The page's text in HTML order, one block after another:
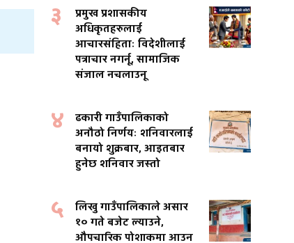
३
प्रमुख प्रशासकीय
अधिकृतहरुलाई
आचारसंहिताः विदेशीलाई
पत्राचार नगर्नू, सामाजिक
संजाल नचलाउनू
४
ढकारी गाउँपालिकाको
अनौठो निर्णयः शनिवारलाई
बनायो शुक्रबार, आइतबार
हुनेछ शनिवार जस्तो
५
लिखु गाउँपालिकाले असार
१० गते बजेट ल्याउने,
औपचारिक पोशाकमा आउन